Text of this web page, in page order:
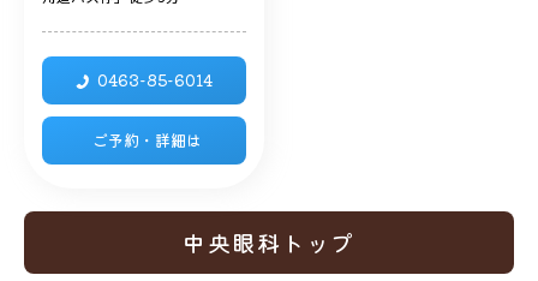
0463-85-6014
ご予約・詳細は
中央眼科トップ